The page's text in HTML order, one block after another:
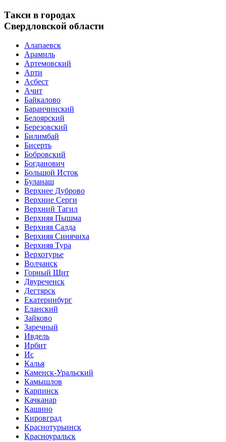
Такси в городах
Свердловской области
Алапаевск
Арамиль
Артемовский
Арти
Асбест
Ачит
Байкалово
Баранчинский
Белоярский
Березовский
Билимбай
Бисерть
Бобровский
Богданович
Большой Исток
Буланаш
Верхнее Дуброво
Верхние Серги
Верхний Тагил
Верхняя Пышма
Верхняя Салда
Верхняя Синячиха
Верхняя Тура
Верхотурье
Волчанск
Горный Щит
Двуреченск
Дегтярск
Екатеринбург
Еланский
Зайково
Заречный
Ивдель
Ирбит
Ис
Калья
Каменск-Уральский
Камышлов
Карпинск
Качканар
Кашино
Кировград
Краснотурьинск
Красноуральск